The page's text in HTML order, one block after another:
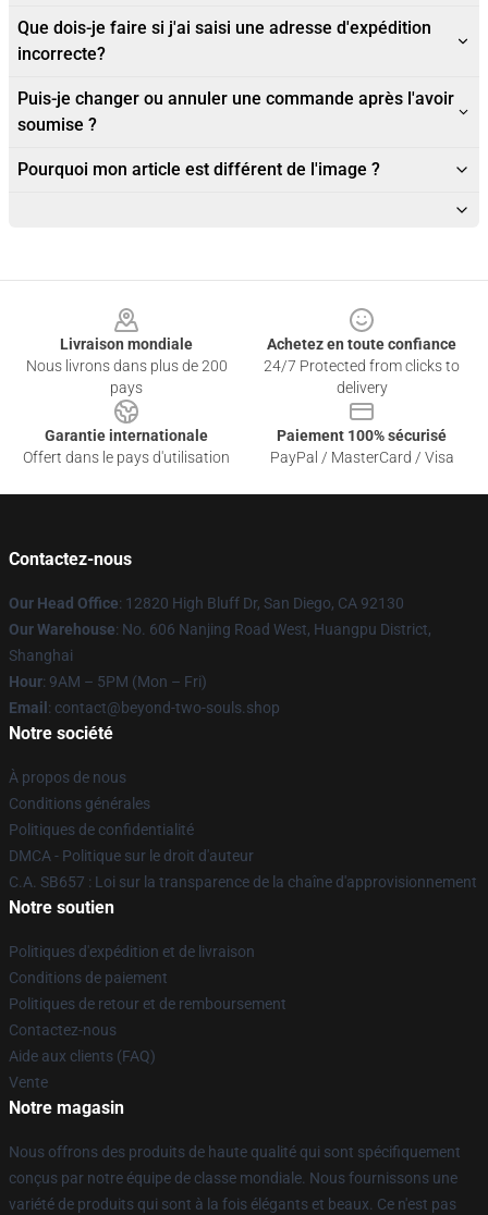
Que dois-je faire si j'ai saisi une adresse d'expédition
incorrecte?
Puis-je changer ou annuler une commande après l'avoir
soumise ?
Pourquoi mon article est différent de l'image ?
Livraison mondiale
Nous livrons dans plus de 200
pays
Achetez en toute confiance
24/7 Protected from clicks to
delivery
Garantie internationale
Offert dans le pays d'utilisation
Paiement 100% sécurisé
PayPal / MasterCard / Visa
Contactez-nous
Our Head Office: 12820 High Bluff Dr, San Diego, CA 92130
Our Warehouse: No. 606 Nanjing Road West, Huangpu District,
Shanghai
Hour: 9AM – 5PM (Mon – Fri)
Email : contact@beyond-two-souls.shop
Notre société
À propos de nous
Conditions générales
Politiques de confidentialité
DMCA - Politique sur le droit d'auteur
C.A. SB657 : Loi sur la transparence de la chaîne d'approvisionnement
Notre soutien
Politiques d'expédition et de livraison
Conditions de paiement
Politiques de retour et de remboursement
Contactez-nous
Aide aux clients (FAQ)
Vente
Notre magasin
Nous offrons des produits de haute qualité qui sont spécifiquement
conçus par notre équipe de classe mondiale. Nous fournissons une
variété de produits qui sont à la fois élégants et beaux. Ce n'est pas